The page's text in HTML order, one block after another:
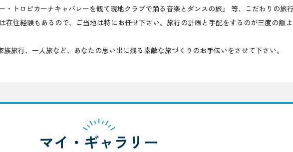
トロピカーナキャバレーを観て現地クラブで踊る音楽とダンスの旅』 等、こだわりの旅行
在住経験もあるので、ご当地は特にお任せ下さい。旅行の計画と手配をするのが三度の飯
旅行、一人旅など、あなたの思い出に残る素敵な旅づくりのお手伝いをさせて下さい。
マイ・ギャラリー